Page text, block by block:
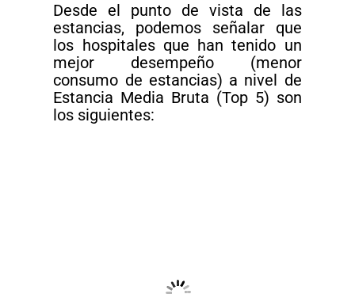
Desde el punto de vista de las
estancias, podemos señalar que
los hospitales que han tenido un
mejor desempeño (menor
consumo de estancias) a nivel de
Estancia Media Bruta (Top 5) son
los siguientes: